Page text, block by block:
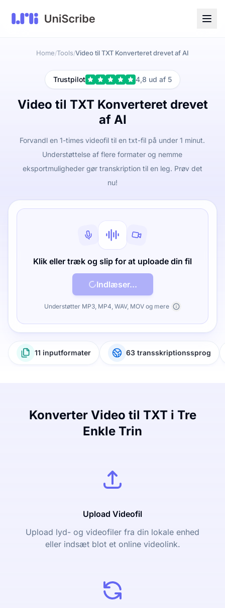
Home/Tools/Video til TXT Konverteret drevet af AI
Trustpilot 4,8 ud af 5
Video til TXT Konverteret drevet
af AI
Forvandl en 1-times videofil til en txt-fil på under 1 minut.
Understøttelse af flere formater og nemme
eksportmuligheder gør transkription til en leg. Prøv det
nu!
Klik eller træk og slip for at uploade din fil
Indlæser...
Understøtter MP3, MP4, WAV, MOV og mere
11 inputformater 63 transskriptionssprog
Konverter Video til TXT i Tre
Enkle Trin
Upload Videofil
Upload lyd- og videofiler fra din lokale enhed
eller indsæt blot et online videolink.